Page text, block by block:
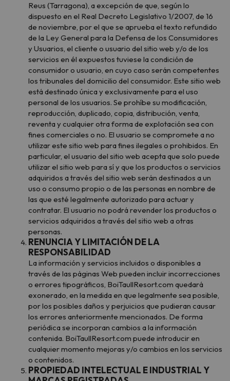
Reus (Tarragona), a excepción de que, según lo
dispuesto en el Real Decreto Legislativo 1/2007, de 16
de noviembre, por el que se aprueba el texto refundido
de la Ley General para la Defensa de los Consumidores
y Usuarios, el cliente o usuario del sitio web y/o de los
servicios en él expuestos tuviese la condición de
consumidor o usuario, en cuyo caso serán competentes
los tribunales del domicilio del consumidor. Este sitio web
está destinado única y exclusivamente para el uso
personal de los usuarios. Se prohíbe su modificación,
reproducción, duplicado, copia, distribución, venta,
reventa y cualquier otra forma de explotación sea con
fines comerciales o no. El usuario se compromete a no
utilizar este sitio web para fines ilegales o prohibidos. En
particular, el usuario del sitio web acepta que solo puede
utilizar el sitio web para sí y que los productos o servicios
adquiridos a través del sitio web serán destinados a un
uso o consumo propio o de las personas en nombre de
las que esté legalmente autorizado para actuar y
contratar. El usuario no podrá revender los productos o
servicios adquiridos a través del sitio web a otras
personas.
RENUNCIA Y LIMITACIÓN DE LA
RESPONSABILIDAD
La información y servicios incluidos o disponibles a
través de las páginas Web pueden incluir incorrecciones
o errores tipográficos, BoiTaullResort.com quedará
exonerado, en la medida en que legalmente sea posible,
por los posibles daños y perjuicios que pudieran causar
los errores anteriormente mencionados. De forma
periódica se incorporan cambios a la información
contenida. BoiTaullResort.com puede introducir en
cualquier momento mejoras y/o cambios en los servicios
o contenidos.
PROPIEDAD INTELECTUAL E INDUSTRIAL Y